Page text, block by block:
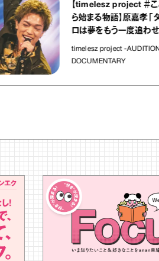
【timelesz project ＃ここか
ら始まる物語】原嘉孝「タイプ
ロは夢をもう一度追わせてく
れた場所」
timelesz project -AUDITION-
DOCUMENTARY